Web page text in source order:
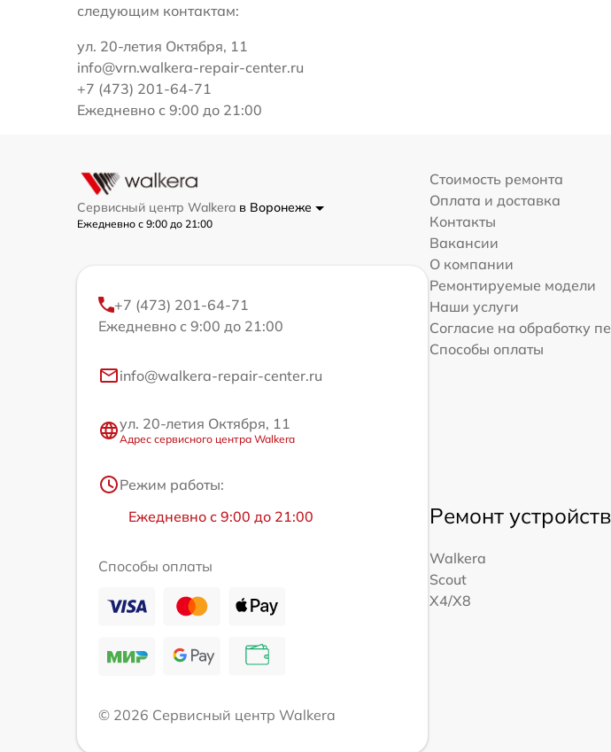
следующим контактам:
ул. 20-летия Октября, 11
info@vrn.walkera-repair-center.ru
+7 (473) 201-64-71
Ежедневно с 9:00 до 21:00
Сервисный центр Walkera в Воронеже
Ежедневно с 9:00 до 21:00
+7 (473) 201-64-71
Ежедневно с 9:00 до 21:00
info@walkera-repair-center.ru
ул. 20-летия Октября, 11
Адрес сервисного центра Walkera
Режим работы:
Ежедневно с 9:00 до 21:00
Способы оплаты
© 2026 Сервисный центр Walkera
Стоимость ремонта
Оплата и доставка
Контакты
Вакансии
О компании
Ремонтируемые модели
Наши услуги
Согласие на обработку
Способы оплаты
Ремонт устройств
Walkera
Scout
X4/X8